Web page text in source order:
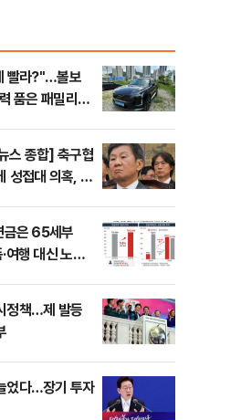
빨라?"…볼보
품은 패밀리카
스 종합] 축구협
성접대 의혹, 李
초가 논란 재
승리 가능성
은 65세부
행 대신 노후
정책…제 발등
었다…장기 투자